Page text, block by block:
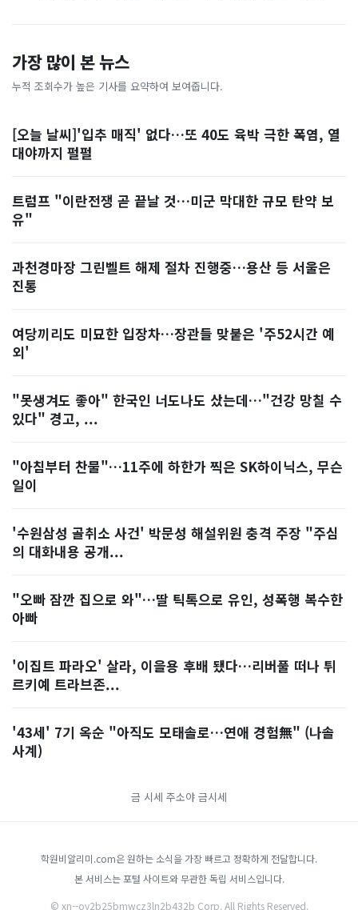
가장 많이 본 뉴스
누적 조회수가 높은 기사를 요약하여 보여줍니다.
[오늘 날씨]'입추 매직' 없다…또 40도 육박 극한 폭염, 열
대야까지 펄펄
트럼프 "이란전쟁 곧 끝날 것…미군 막대한 규모 탄약 보
유"
과천경마장 그린벨트 해제 절차 진행중…용산 등 서울은
진통
여당끼리도 미묘한 입장차…장관들 맞붙은 '주52시간 예
외'
"못생겨도 좋아" 한국인 너도나도 샀는데…"건강 망칠 수
있다" 경고, ...
"아침부터 찬물"…11주에 하한가 찍은 SK하이닉스, 무슨
일이
'수원삼성 골취소 사건' 박문성 해설위원 충격 주장 "주심
의 대화내용 공개...
"오빠 잠깐 집으로 와"…딸 틱톡으로 유인, 성폭행 복수한
아빠
'이집트 파라오' 살라, 이을용 후배 됐다…리버풀 떠나 튀
르키예 트라브존...
'43세' 7기 옥순 "아직도 모태솔로…연애 경험無" (나솔
사계)
금 시세 주소야 금시세
학원비알리미.com은 원하는 소식을 가장 빠르고 정확하게 전달합니다.
본 서비스는 포털 사이트와 무관한 독립 서비스입니다.
© xn--oy2b25bmwcz3ln2b432b Corp. All Rights Reserved.